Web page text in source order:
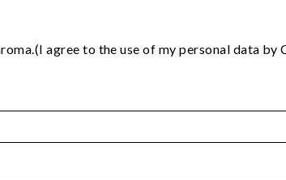
agree to the use of my personal data